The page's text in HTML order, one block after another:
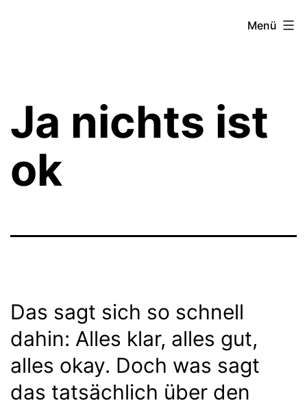
Menü
Ja nichts ist
ok
Das sagt sich so schnell
dahin: Alles klar, alles gut,
alles okay. Doch was sagt
das tatsächlich über den